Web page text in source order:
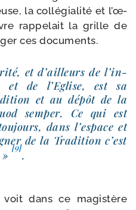
la col­lé­gia­li­té et l’œ­
rap­pe­lait la grille de
ces documents.
et d’ailleurs de l’in­
de l’Eglise, est sa
et au dépôt de la
sem­per. Ce qui est
dans l’es­pace et
de la Tradition c’est
»
[9]
.
voit dans ce magis­tère